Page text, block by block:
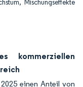
Mischungseffekte
kommerziellen
einen Anteil von